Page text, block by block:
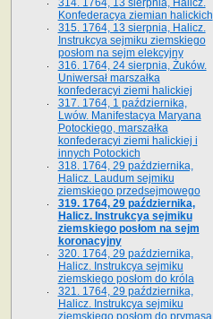
314. 1764, 13 sierpnia, Halicz.
Konfederacya ziemian halickich
315. 1764, 13 sierpnia, Halicz.
Instrukcya sejmiku ziemskiego
posłom na sejm elekcyjny
316. 1764, 24 sierpnia, Żuków.
Uniwersał marszałka
konfederacyi ziemi halickiej
317. 1764, 1 października,
Lwów. Manifestacya Maryana
Potockiego, marszałka
konfederacyi ziemi halickiej i
innych Potockich
318. 1764, 29 października,
Halicz. Laudum sejmiku
ziemskiego przedsejmowego
319. 1764, 29 października,
Halicz. Instrukcya sejmiku
ziemskiego posłom na sejm
koronacyjny
320. 1764, 29 października,
Halicz. Instrukcya sejmiku
ziemskiego posłom do króla
321. 1764, 29 października,
Halicz. Instrukcya sejmiku
ziemskiego posłom do prymasa